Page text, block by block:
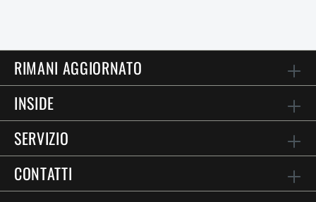
RIMANI AGGIORNATO
INSIDE
SERVIZIO
CONTATTI